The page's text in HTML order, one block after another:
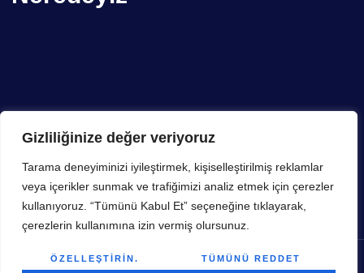
Gizliliğinize değer veriyoruz
Tarama deneyiminizi iyileştirmek, kişiselleştirilmiş reklamlar
veya içerikler sunmak ve trafiğimizi analiz etmek için çerezler
kullanıyoruz. “Tümünü Kabul Et” seçeneğine tıklayarak,
çerezlerin kullanımına izin vermiş olursunuz.
ÖZELLEŞTIRIN. TÜMÜNÜ REDDET